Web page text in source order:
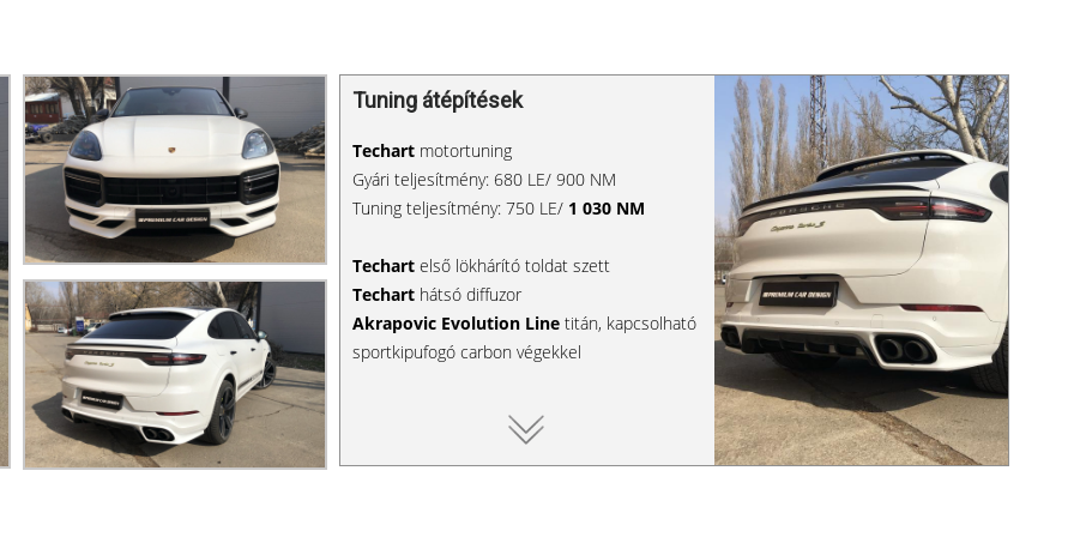
Tuning átépítések
Techart motortuning
Gyári teljesítmény: 680 LE/ 900 NM
Tuning teljesítmény: 750 LE/ 1 030 NM
Techart első lökhárító toldat szett
Techart hátsó diffuzor
Akrapovic Evolution Line titán, kapcsolható
sportkipufogó carbon végekkel